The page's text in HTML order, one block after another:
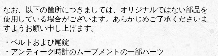
なお、以下の箇所につきましては、オリジナルではない部品を
使用している場合がございます。あらかじめご了承くださいま
すようお願い申し上げます。
・ベルトおよび尾錠
・アンティーク時計のムーブメントの一部パーツ